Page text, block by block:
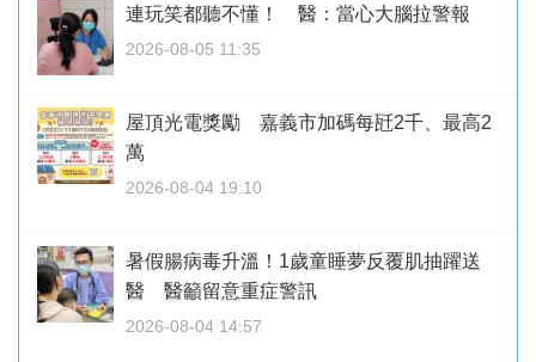
連玩笑都聽不懂！ 醫：當心大腦拉警報
2026-08-05 11:35
屋頂光電獎勵 嘉義市加碼每瓩2千、最高2
萬
2026-08-04 19:10
暑假腸病毒升溫！1歲童睡夢反覆肌抽躍送
醫 醫籲留意重症警訊
2026-08-04 14:57